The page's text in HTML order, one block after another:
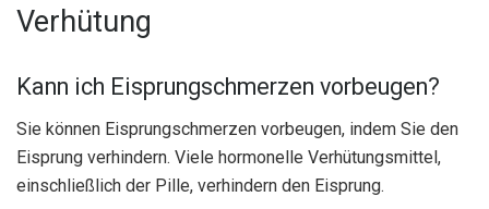
Verhütung
Kann ich Eisprungschmerzen vorbeugen?
Sie können Eisprungschmerzen vorbeugen, indem Sie den
Eisprung verhindern. Viele hormonelle Verhütungsmittel,
einschließlich der Pille, verhindern den Eisprung.